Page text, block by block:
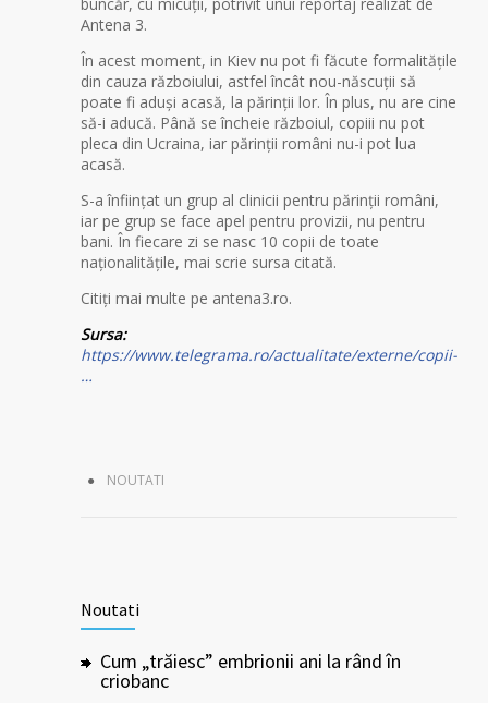
Antena 3.
În acest moment, in Kiev nu pot fi făcute formalitățile
din cauza războiului, astfel încât nou-născuții să
poate fi aduși acasă, la părinții lor. În plus, nu are cine
să-i aducă. Până se încheie războiul, copiii nu pot
pleca din Ucraina, iar părinții români nu-i pot lua
acasă.
S-a înființat un grup al clinicii pentru părinții români,
iar pe grup se face apel pentru provizii, nu pentru
bani. În fiecare zi se nasc 10 copii de toate
naționalitățile, mai scrie sursa citată.
Citiți mai multe pe antena3.ro.
Sursa:
https://www.telegrama.ro/actualitate/externe/copii-
…
NOUTATI
Noutati
Cum „trăiesc” embrionii ani la rând în
criobanc